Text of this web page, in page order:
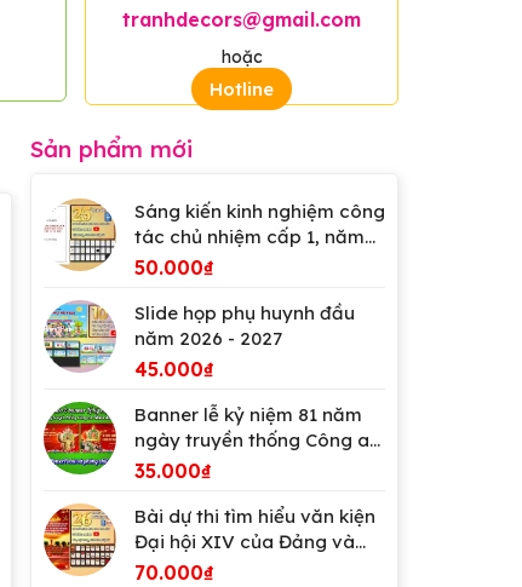
tranhdecors@gmail.com
hoặc
Hotline
Sản phẩm mới
Sáng kiến kinh nghiệm công
tác chủ nhiệm cấp 1, năm
2026
50.000₫
Slide họp phụ huynh đầu
năm 2026 - 2027
45.000₫
Banner lễ kỷ niệm 81 năm
ngày truyền thống Công an
Nhân dân Việt Nam
35.000₫
Bài dự thi tìm hiểu văn kiện
Đại hội XIV của Đảng và
Đại hội Đảng bộ tỉnh An
70.000₫